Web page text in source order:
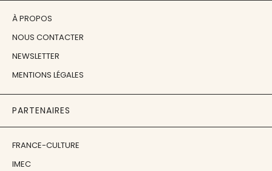
À PROPOS
NOUS CONTACTER
NEWSLETTER
MENTIONS LÉGALES
PARTENAIRES
FRANCE-CULTURE
IMEC